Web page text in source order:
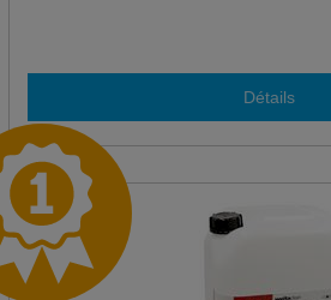
Détails